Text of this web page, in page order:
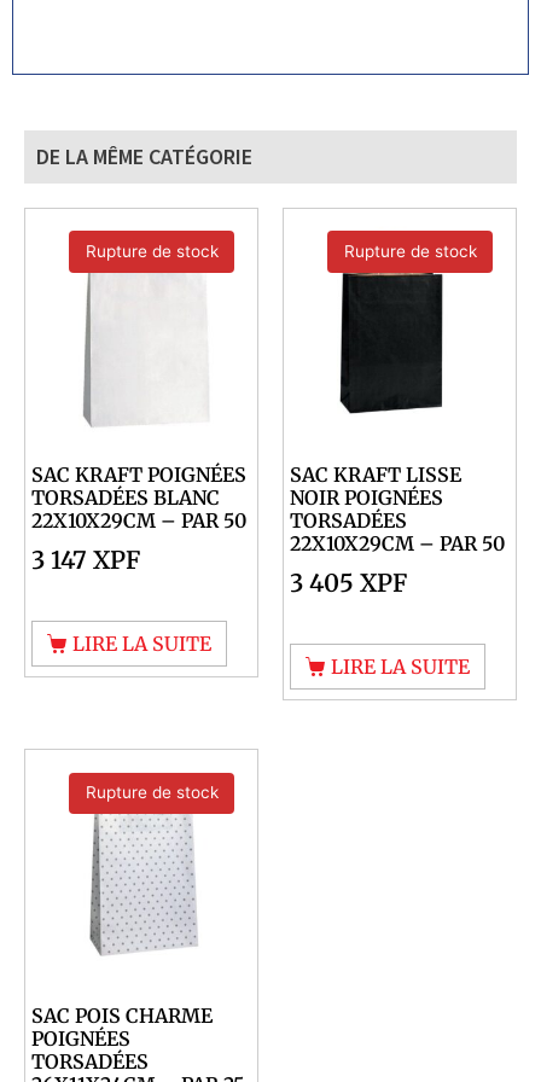
DE LA MÊME CATÉGORIE
Rupture de stock
SAC KRAFT POIGNÉES
TORSADÉES BLANC
22X10X29CM – PAR 50
3 147 XPF
LIRE LA SUITE
Rupture de stock
SAC KRAFT LISSE
NOIR POIGNÉES
TORSADÉES
22X10X29CM – PAR 50
3 405 XPF
LIRE LA SUITE
Rupture de stock
SAC POIS CHARME
POIGNÉES
TORSADÉES